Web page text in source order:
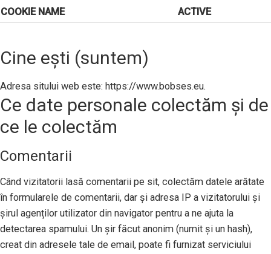
COOKIE NAME
ACTIVE
Cine ești (suntem)
Adresa sitului web este: https://www.bobses.eu.
Ce date personale colectăm și de
ce le colectăm
Comentarii
Când vizitatorii lasă comentarii pe sit, colectăm datele arătate
în formularele de comentarii, dar și adresa IP a vizitatorului și
șirul agenților utilizator din navigator pentru a ne ajuta la
detectarea spamului. Un șir făcut anonim (numit și un hash),
creat din adresele tale de email, poate fi furnizat serviciului